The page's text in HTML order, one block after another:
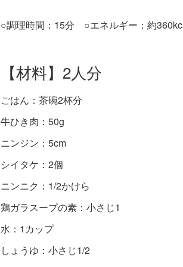
○調理時間：15分 ○エネルギー：約
【材料】2人分
ごはん：茶碗2杯分
牛ひき肉：50g
ニンジン：5cm
シイタケ：2個
ニンニク：1/2かけら
鶏ガラスープの素：小さじ1
水：1カップ
しょうゆ：小さじ1/2